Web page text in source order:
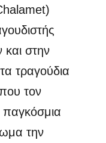
και στην
τραγούδια
τον
παγκόσμια
την